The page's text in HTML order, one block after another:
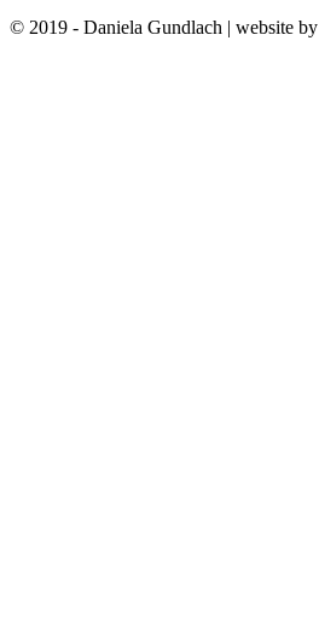
© 2019 - Daniela Gundlach | website by